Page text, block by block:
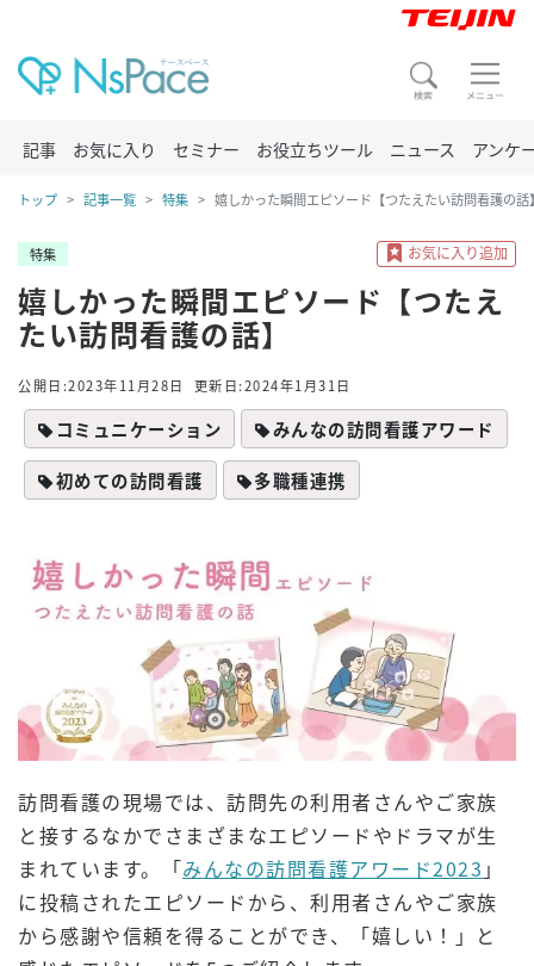
記事 お気に入り セミナー お役立ちツール ニュース アンケ
トップ 記事一覧 特集 嬉しかった瞬間エピソード【つたえたい訪問看護の話
特集
嬉しかった瞬間エピソード【つたえ
たい訪問看護の話】
公開日:2023年11月28日 更新日:2024年1月31日
コミュニケーション みんなの訪問看護アワード
初めての訪問看護 多職種連携
訪問看護の現場では、訪問先の利用者さんやご家族
と接するなかでさまざまなエピソードやドラマが生
まれています。「みんなの訪問看護アワード2023 」
に投稿されたエピソードから、利用者さんやご家族
から感謝や信頼を得ることができ、「嬉しい！」と